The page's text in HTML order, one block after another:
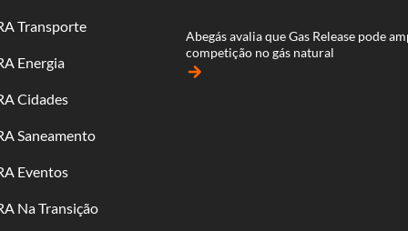
Transporte
Energia
Cidades
Saneamento
Eventos
Na Transição
Abegás avalia que Gas Release pode
competição no gás natural
arrow_forward